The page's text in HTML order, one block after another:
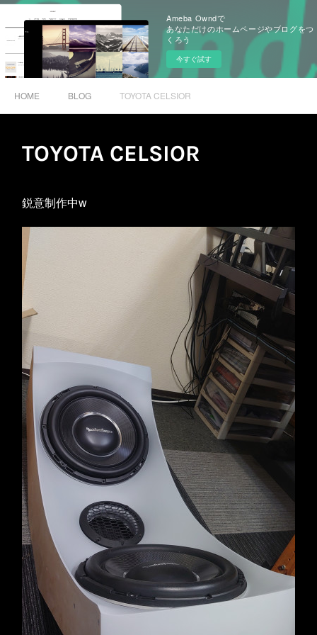
Ameba Owndで
あなただけのホームページやブログをつ
くろう
今すぐ試す
HOME BLOG TOYOTA CELSIOR
TOYOTA CELSIOR
鋭意制作中w